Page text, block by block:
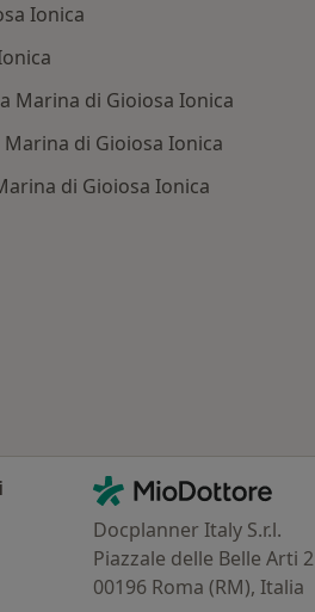
Ionica
Marina di Gioiosa Ionica
di Gioiosa Ionica
di Gioiosa Ionica
Contatti
MioDottore - Homepage
Docplanner Italy S.r.l.
Piazzale delle Belle Arti 2
00196 Roma (RM), Italia